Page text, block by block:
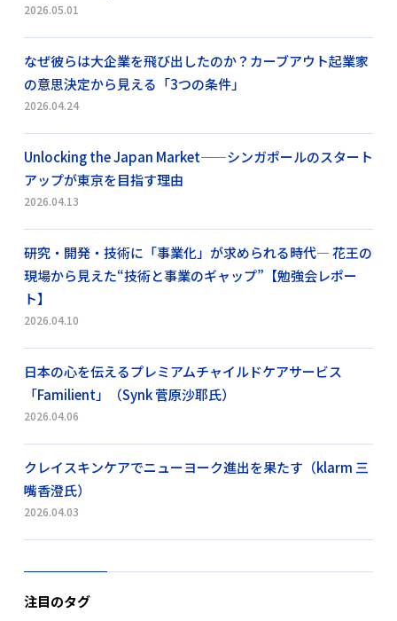
2026.05.01
なぜ彼らは大企業を飛び出したのか？カーブアウト起業家
の意思決定から見える「3つの条件」
2026.04.24
Unlocking the Japan Market——シンガポールのスタート
アップが東京を目指す理由
2026.04.13
研究・開発・技術に「事業化」が求められる時代― 花王の
現場から見えた“技術と事業のギャップ”【勉強会レポー
ト】
2026.04.10
日本の心を伝えるプレミアムチャイルドケアサービス
「Familient」（Synk 菅原沙耶氏）
2026.04.06
クレイスキンケアでニューヨーク進出を果たす（klarm 三
嘴香澄氏）
2026.04.03
注目のタグ